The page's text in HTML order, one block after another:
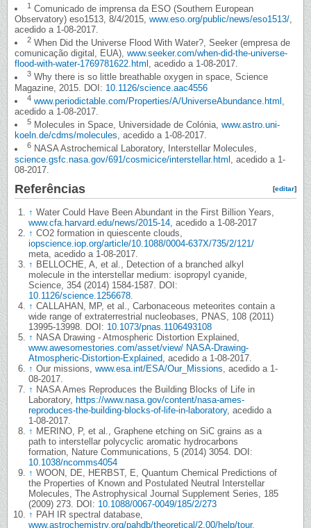
1 Comunicado de imprensa da ESO (Southern European
Observatory) eso1513, 8/4/2015, www.eso.org/public/news/eso1513/
acedido a 1-08-2017.
2 When Did the Universe Flood With Water?, Seeker (empresa de
comunicação digital, EUA), www.seeker.com/when-did-the-universe-
flood-with-water-1769781622.html , acedido a 1-08-2017.
3 Why there is so little breathable oxygen in space, Science
Magazine, 2015. DOI: 10.1126/science.aac4556
4 www.periodictable.com/Properties/A/UniverseAbundance.html
acedido a 1-08-2017.
5 Molecules in Space, Universidade de Colónia, www.astro.uni-
koeln.de/cdms/molecules, acedido a 1-08-2017.
6 NASA Astrochemical Laboratory, Interstellar Molecules,
science.gsfc.nasa.gov/691/cosmicice/interstellar.html , acedido a 1-
08-2017.
[editar]
Referências
↑ Water Could Have Been Abundant in the First Billion Years,
www.cfa.harvard.edu/news/2015-14 , acedido a 1-08-2017
↑ CO2 formation in quiescente clouds,
iopscience.iop.org/article/10.1088/0004-637X/735/2/121/
meta, acedido a 1-08-2017.
↑ BELLOCHE, A, et al., Detection of a branched alkyl
molecule in the interstellar medium: isopropyl cyanide,
Science, 354 (2014) 1584-1587. DOI:
10.1126/science.1256678
↑ CALLAHAN, MP, et al., Carbonaceous meteorites contain a
wide range of extraterrestrial nucleobases, PNAS, 108 (2011)
13995-13998. DOI: 10.1073/pnas.1106493108
↑ NASA Drawing - Atmospheric Distortion Explained,
www.awesomestories.com/asset/view/ NASA-Drawing-
Atmospheric-Distortion-Explained , acedido a 1-08-2017.
↑ Our missions, www.esa.int/ESA/Our_Missions , acedido a 1-
08-2017.
↑ NASA Ames Reproduces the Building Blocks of Life in
Laboratory, https://www.nasa.gov/content/nasa-ames-
reproduces-the-building-blocks-of-life-in-laboratory, acedido a
1-08-2017.
↑ MERINO, P, et al., Graphene etching on SiC grains as a
path to interstellar polycyclic aromatic hydrocarbons
formation, Nature Communications, 5 (2014) 3054. DOI:
10.1038/ncomms4054
↑ WOON, DE, HERBST, E, Quantum Chemical Predictions of
the Properties of Known and Postulated Neutral Interstellar
Molecules, The Astrophysical Journal Supplement Series, 185
(2009) 273. DOI: 10.1088/0067-0049/185/2/273
↑ PAH IR spectral database,
www.astrochemistry.org/pahdb/theoretical/2.00/help/tour,